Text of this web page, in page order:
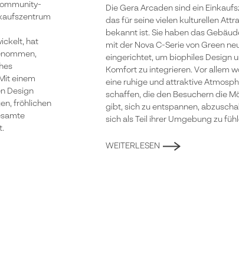
hat
einem
Design
fröhlichen
Die Gera Arcaden sind ein
das für seine vielen kulturellen
bekannt ist. Sie haben das
mit der Nova C-Serie von Green
eingerichtet, um biophiles Design
Komfort zu integrieren. Vor allem
eine ruhige und attraktive
schaffen, die den Besuchern die
gibt, sich zu entspannen,
sich als Teil ihrer Umgebung zu
WEITERLESEN